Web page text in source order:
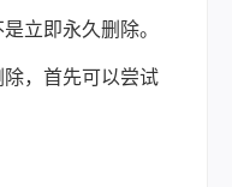
立即永久删除。
，首先可以尝试